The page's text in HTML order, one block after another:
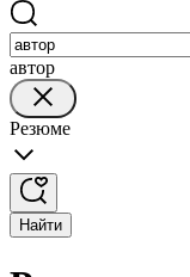
автор
Резюме
Найти